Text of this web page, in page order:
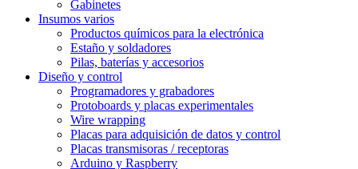
Gabinetes
Insumos varios
Productos químicos para la electrónica
Estaño y soldadores
Pilas, baterías y accesorios
Diseño y control
Programadores y grabadores
Protoboards y placas experimentales
Wire wrapping
Placas para adquisición de datos y control
Placas transmisoras / receptoras
Arduino y Raspberry